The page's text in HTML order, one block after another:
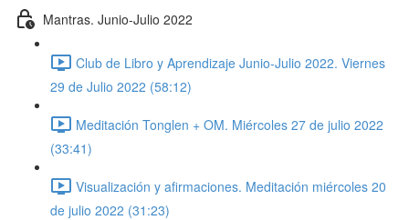
Mantras. Junio-Julio 2022
Club de Libro y Aprendizaje Junio-Julio 2022. Viernes
29 de Julio 2022 (58:12)
Meditación Tonglen + OM. Miércoles 27 de julio 2022
(33:41)
Visualización y afirmaciones. Meditación miércoles 20
de julio 2022 (31:23)